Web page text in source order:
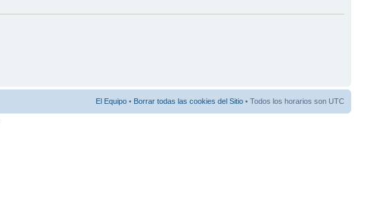
El Equipo • Borrar todas las cookies del Sitio • Todos los horarios son UTC